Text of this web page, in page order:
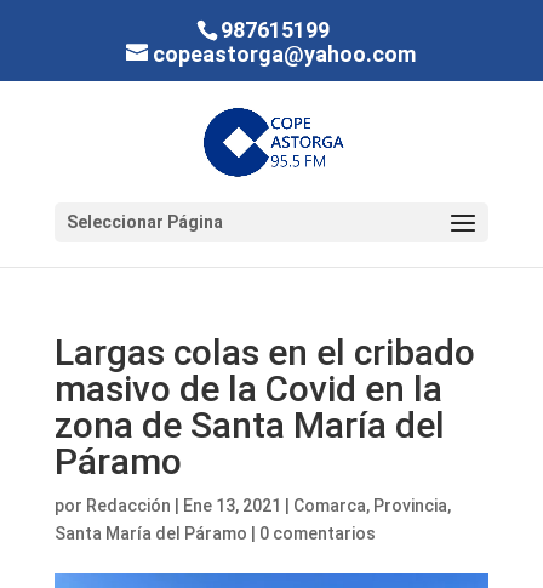
987615199
copeastorga@yahoo.com
Seleccionar Página
Largas colas en el cribado
masivo de la Covid en la
zona de Santa María del
Páramo
por Redacción Ene 13, 2021 Comarca, Provincia,
Santa María del Páramo
0 comentarios